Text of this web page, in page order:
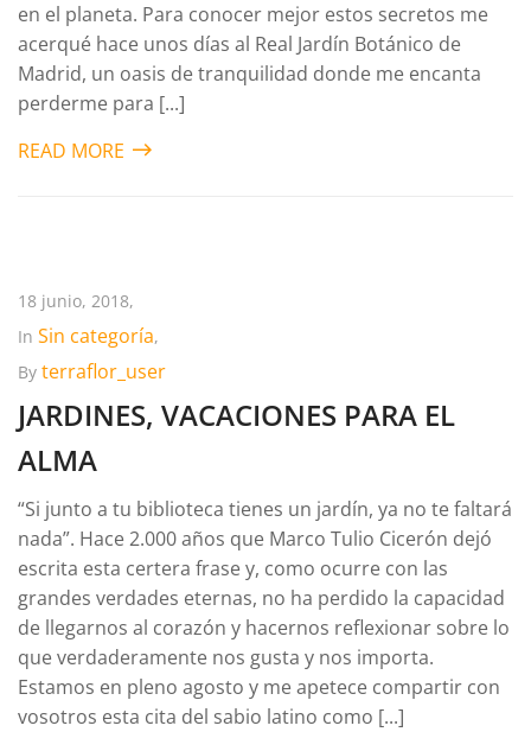
en el planeta. Para conocer mejor estos secretos me
acerqué hace unos días al Real Jardín Botánico de
Madrid, un oasis de tranquilidad donde me encanta
perderme para [...]
READ MORE
18 junio, 2018,
In Sin categoría,
By terraflor_user
JARDINES, VACACIONES PARA EL
ALMA
“Si junto a tu biblioteca tienes un jardín, ya no te faltará
nada”. Hace 2.000 años que Marco Tulio Cicerón dejó
escrita esta certera frase y, como ocurre con las
grandes verdades eternas, no ha perdido la capacidad
de llegarnos al corazón y hacernos reflexionar sobre lo
que verdaderamente nos gusta y nos importa.
Estamos en pleno agosto y me apetece compartir con
vosotros esta cita del sabio latino como [...]